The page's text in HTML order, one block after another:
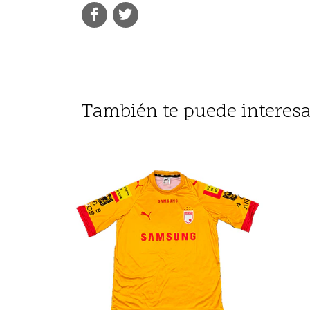
También te puede